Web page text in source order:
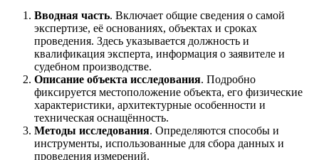
Вводная часть. Включает общие сведения о самой
экспертизе, её основаниях, объектах и сроках
проведения. Здесь указывается должность и
квалификация эксперта, информация о заявителе и
судебном производстве.
Описание объекта исследования. Подробно
фиксируется местоположение объекта, его физические
характеристики, архитектурные особенности и
техническая оснащённость.
Методы исследования. Определяются способы и
инструменты, использованные для сбора данных и
проведения измерений.